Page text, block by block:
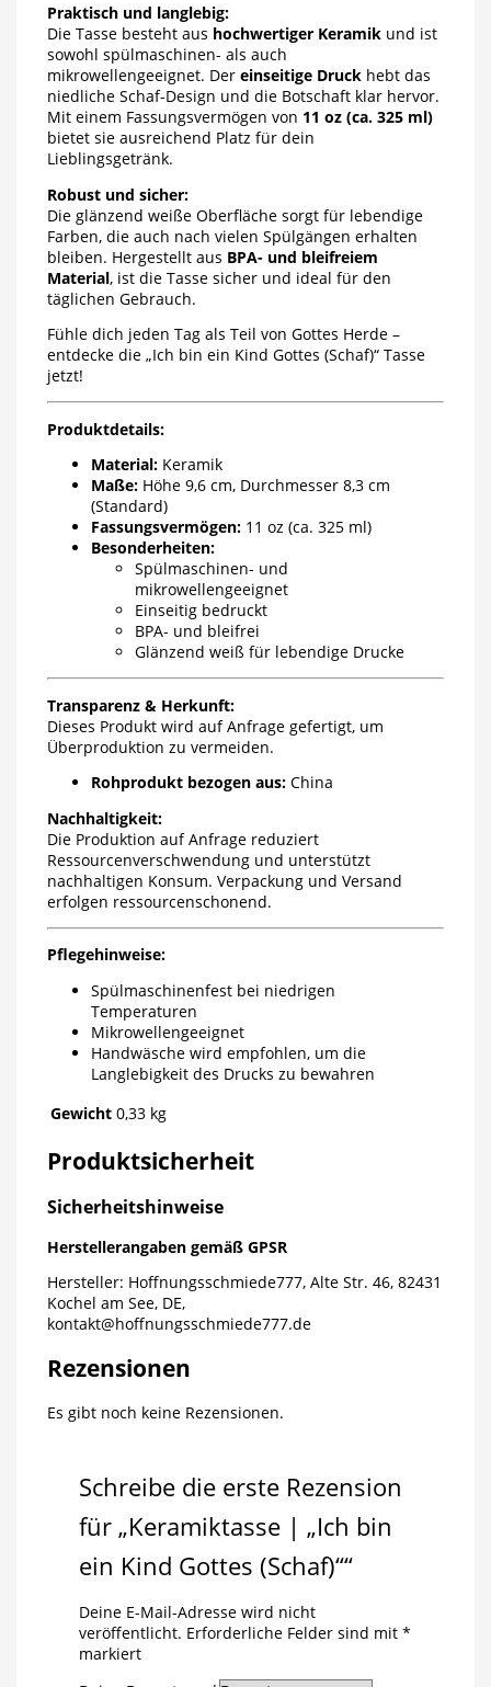
Praktisch und langlebig:
Die Tasse besteht aus hochwertiger Keramikund ist
sowohl spülmaschinen- als auch
mikrowellengeeignet. Der einseitige Druckhebt das
niedliche Schaf-Design und die Botschaft klar hervor.
Mit einem Fassungsvermögen von 11 oz (ca. 325 ml)
bietet sie ausreichend Platz für dein
Lieblingsgetränk.
Robust und sicher:
Die glänzend weiße Oberfläche sorgt für lebendige
Farben, die auch nach vielen Spülgängen erhalten
bleiben. Hergestellt aus BPA- und bleifreiem
Material, ist die Tasse sicher und ideal für den
täglichen Gebrauch.
Fühle dich jeden Tag als Teil von Gottes Herde –
entdecke die „Ich bin ein Kind Gottes (Schaf)“ Tasse
jetzt!
Produktdetails:
Material:Keramik
Maße:Höhe 9,6 cm, Durchmesser 8,3 cm
(Standard)
Fassungsvermögen:11 oz (ca. 325 ml)
Besonderheiten:
Spülmaschinen- und
mikrowellengeeignet
Einseitig bedruckt
BPA- und bleifrei
Glänzend weiß für lebendige Drucke
Transparenz & Herkunft:
Dieses Produkt wird auf Anfrage gefertigt, um
Überproduktion zu vermeiden.
Rohprodukt bezogen aus:China
Nachhaltigkeit:
Die Produktion auf Anfrage reduziert
Ressourcenverschwendung und unterstützt
nachhaltigen Konsum. Verpackung und Versand
erfolgen ressourcenschonend.
Pflegehinweise:
Spülmaschinenfest bei niedrigen
Temperaturen
Mikrowellengeeignet
Handwäsche wird empfohlen, um die
Langlebigkeit des Drucks zu bewahren
Gewicht 0,33 kg
Produktsicherheit
Sicherheitshinweise
Herstellerangaben gemäß GPSR
Hersteller: Hoffnungsschmiede777, Alte Str. 46, 82431
Kochel am See, DE,
kontakt@hoffnungsschmiede777.de
Rezensionen
Es gibt noch keine Rezensionen.
Schreibe die erste Rezension
für „Keramiktasse | „Ich bin
ein Kind Gottes (Schaf)““
Deine E-Mail-Adresse wird nicht
veröffentlicht. Erforderliche Felder sind mit *
markiert